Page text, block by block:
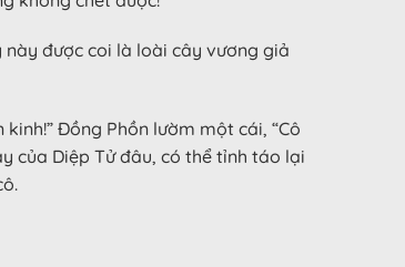
này được coi là loài cây vương giả
Đồng Phồn lườm một cái, “Cô
của Diệp Tử đâu, có thể tỉnh táo lại